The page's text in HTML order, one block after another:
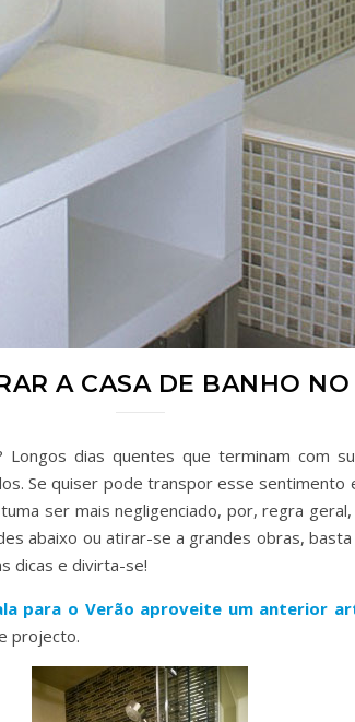
A CASA DE BANHO
dias quentes que terminam com
Se quiser pode transpor esse sentimento
ser mais negligenciado, por, regra
abaixo ou atirar-se a grandes obras,
dicas e divirta-se!
para o Verão aproveite um anterior
projecto.